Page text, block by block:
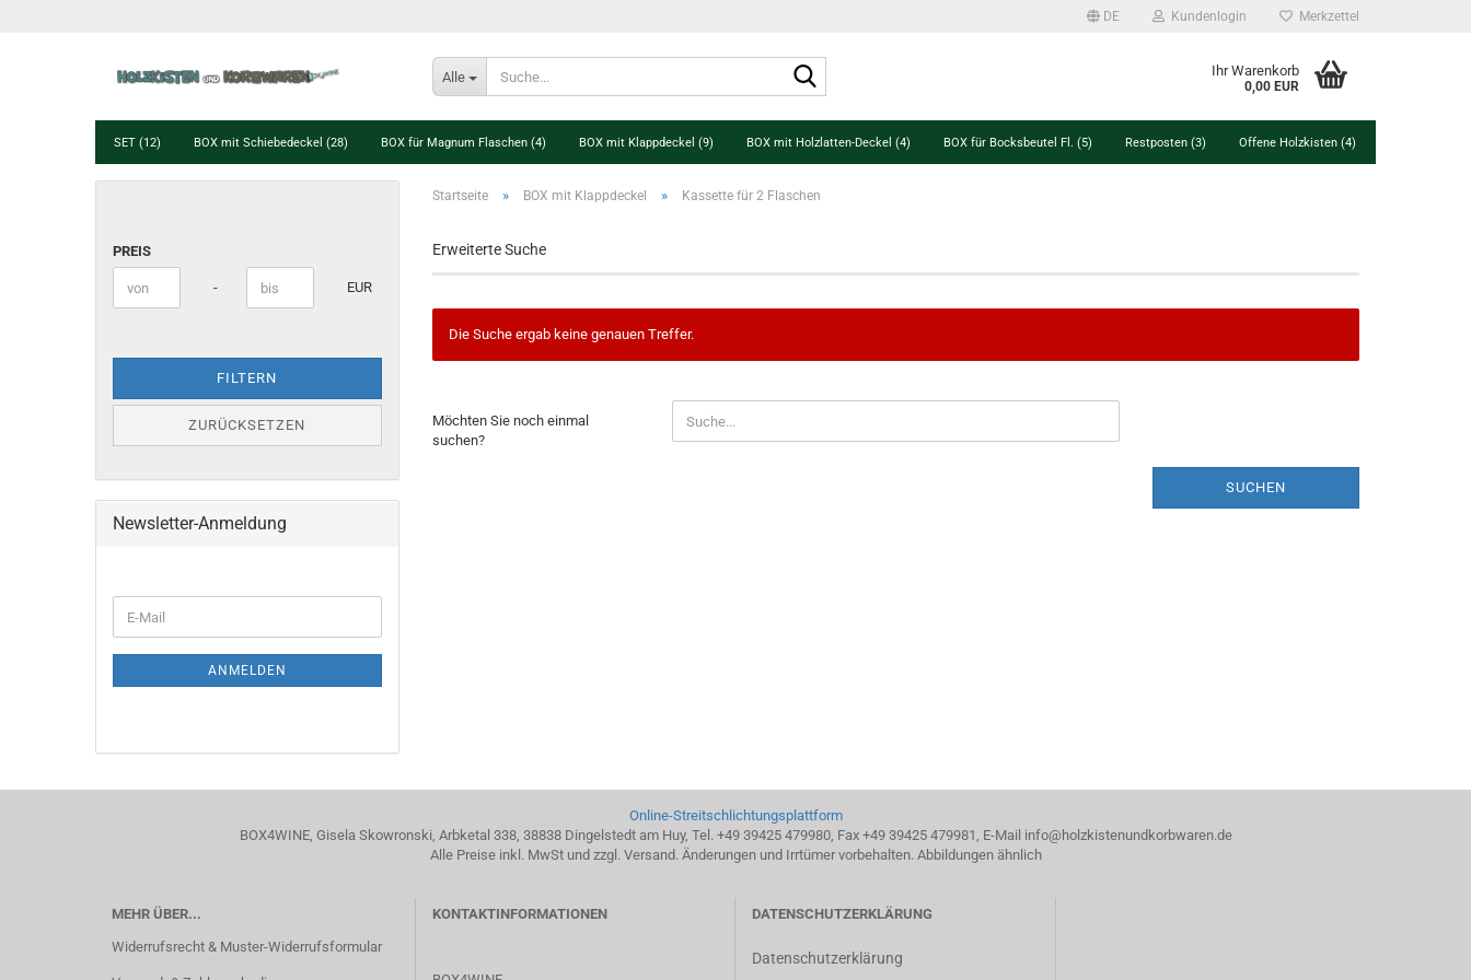
DE Kundenlogin Merkzettel
Alle Ihr Warenkorb
0,00 EUR
SET (12) BOX mit Schiebedeckel (28) BOX für Magnum Flaschen (4) BOX mit Klappdeckel (9) BOX mit Holzlatten-Deckel (4) BOX für Bocksbeutel Fl. (5) Restposten (3) Offene Holzkisten (4)
Startseite » BOX mit Klappdeckel » Kassette für 2 Flaschen
Erweiterte Suche
Die Suche ergab keine genauen Treffer.
SIE
NOCH
Möchten Sie noch einmal
suchen?
SUCHEN
PREIS
Preis bis - EUR
FILTERN
ZURÜCKSETZEN
Newsletter-Anmeldung
ZUR
E-
Mail
ANMELDEN
Online-Streitschlichtungsplattform
BOX4WINE, Gisela Skowronski, Arbketal 338, 38838 Dingelstedt am Huy, Tel. +49 39425 479980, Fax +49 39425 479981, E-Mail info@holzkistenundkorbwaren.de
Alle Preise inkl. MwSt und zzgl. Versand. Änderungen und Irrtümer vorbehalten. Abbildungen ähnlich
MEHR ÜBER...
Widerrufsrecht & Muster-Widerrufsformular
KONTAKTINFORMATIONEN DATENSCHUTZERKLÄRUNG
Datenschutzerklärung